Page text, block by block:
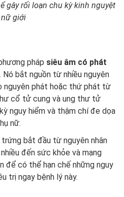
gây rối loạn chu kỳ kinh nguyệt
giới
pháp siêu âm có phát
. Nó bắt nguồn từ nhiều nguyên
nguyên phát hoặc thứ phát từ
cổ tử cung và ung thư tử
nguy hiểm và thậm chí đe dọa
nữ.
bắt đầu từ nguyên nhân
đến sức khỏe và mạng
để có thể hạn chế những nguy
trị ngay bệnh lý này.